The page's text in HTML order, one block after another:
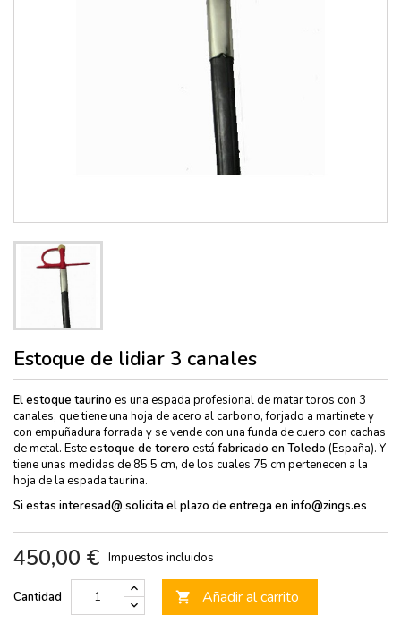
Estoque de lidiar 3 canales
Elestoque taurino es una espada profesional de matar toros con 3
canales, que tiene una hoja de acero al carbono, forjado a martinete y
con empuñadura forrada y se vende con una funda de cuero con cachas
de metal. Esteestoque de torero está fabricado en Toledo (España). Y
tiene unas medidas de 85,5 cm, de los cuales 75 cm pertenecen a la
hoja de la espada taurina.
Si estas interesad@ solicita el plazo de entrega en info@zings.es
450,00 € Impuestos incluidos
Cantidad  Añadir al carrito